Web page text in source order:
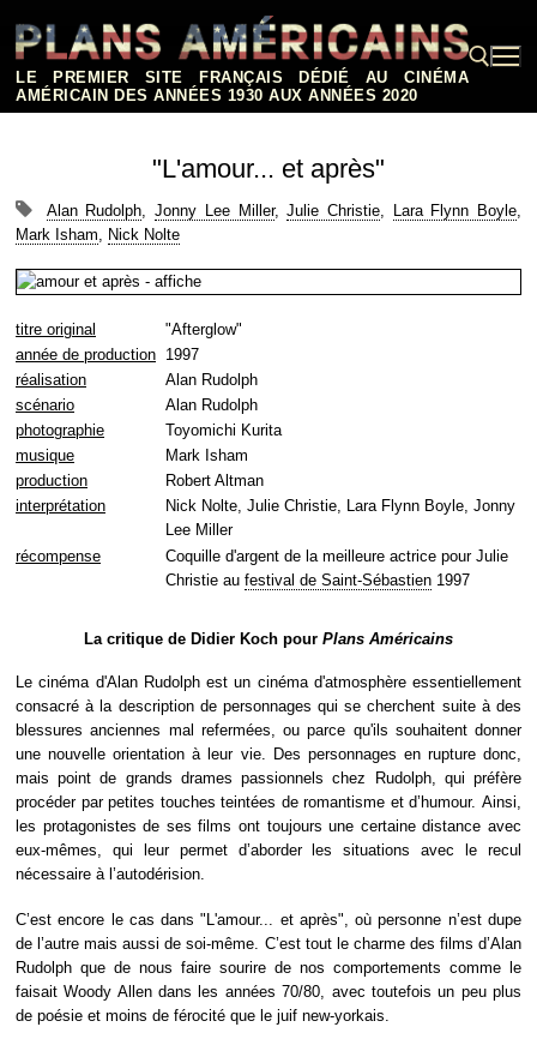
contenu
LE PREMIER SITE FRANÇAIS DÉDIÉ AU CINÉMA
AMÉRICAIN DES ANNÉES 1930 AUX ANNÉES 2020
"L'amour... et après"
Alan Rudolph,Jonny Lee Miller,Julie Christie, Lara Flynn Boyle,
Mark Isham, Nick Nolte
titre original
"Afterglow"
année de production 1997
réalisation
Alan Rudolph
scénario
Alan Rudolph
photographie
Toyomichi Kurita
musique
Mark Isham
production
Robert Altman
interprétation
Nick Nolte, Julie Christie, Lara Flynn Boyle, Jonny
Lee Miller
récompense
Coquille d'argent de la meilleure actrice pour Julie
Christie au festival de Saint-Sébastien 1997
La critique de Didier Koch pour Plans Américains
Le cinéma d'Alan Rudolph est un cinéma d'atmosphère essentiellement
consacré à la description de personnages qui se cherchent suite à des
blessures anciennes mal refermées, ou parce qu'ils souhaitent donner
une nouvelle orientation à leur vie. Des personnages en rupture donc,
mais point de grands drames passionnels chez Rudolph, qui préfère
procéder par petites touches teintées de romantisme et d’humour. Ainsi,
les protagonistes de ses films ont toujours une certaine distance avec
eux-mêmes, qui leur permet d’aborder les situations avec le recul
nécessaire à l’autodérision.
C’est encore le cas dans "L'amour... et après", où personne n’est dupe
de l’autre mais aussi de soi-même. C’est tout le charme des films d’Alan
Rudolph que de nous faire sourire de nos comportements comme le
faisait Woody Allen dans les années 70/80, avec toutefois un peu plus
de poésie et moins de férocité que le juif new-yorkais.